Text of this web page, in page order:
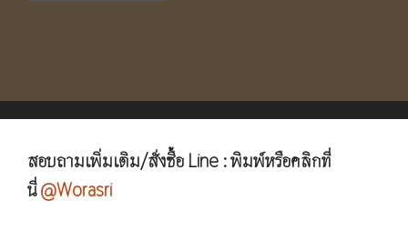
สอบถามเพิ่มเติม/สั่งซื้อ Line : พิมพ์หรือคลิกที่
นี่@Worasri